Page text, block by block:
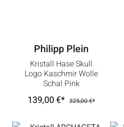
Philipp Plein
Kristall Hase Skull
Logo Kaschmir Wolle
Schal Pink
139,00 €* 325,00 €*